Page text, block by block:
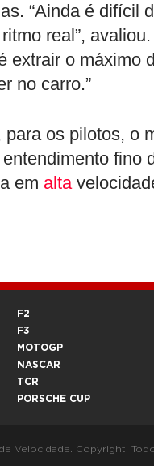
“Ainda é difícil
real”,
extrair o máximo
no carro.”
os pilotos, o
fino
em alta
F2
F3
MOTOGP
NASCAR
TCR
PORSCHE CUP
Velocidade. Copyright.